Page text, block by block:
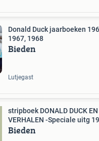
Donald Duck jaarboeken
1967, 1968
Bieden
Lutjegast
stripboek DONALD DUCK EN
VERHALEN -Speciale uitg
Bieden